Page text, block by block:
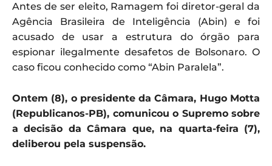
Antes de ser eleito, Ramagem foi diretor-geral da
Agência Brasileira de Inteligência (Abin) e foi
acusado de usar a estrutura do órgão para
espionar ilegalmente desafetos de Bolsonaro. O
caso ficou conhecido como “Abin Paralela”.
Ontem (8), o presidente da Câmara, Hugo Motta
(Republicanos-PB), comunicou o Supremo sobre
a decisão da Câmara que, na quarta-feira (7),
deliberou pela suspensão.